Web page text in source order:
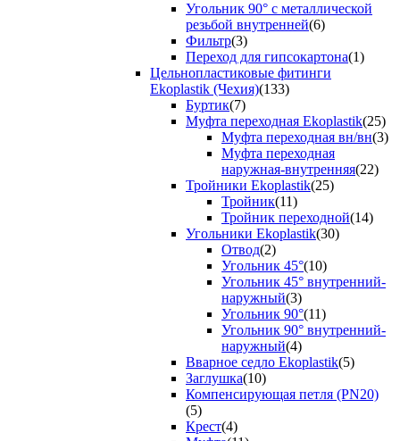
Угольник 90° с металлической
резьбой внутренней(6)
Фильтр(3)
Переход для гипсокартона(1)
Цельнопластиковые фитинги
Ekoplastik (Чехия)(133)
Буртик(7)
Муфта переходная Ekoplastik(25)
Муфта переходная вн/вн(3)
Муфта переходная
наружная-внутренняя(22)
Тройники Ekoplastik(25)
Тройник(11)
Тройник переходной(14)
Угольники Ekoplastik(30)
Отвод(2)
Угольник 45°(10)
Угольник 45° внутренний-
наружный(3)
Угольник 90°(11)
Угольник 90° внутренний-
наружный(4)
Вварное седло Ekoplastik(5)
Заглушка(10)
Компенсирующая петля (PN20)
(5)
Крест(4)